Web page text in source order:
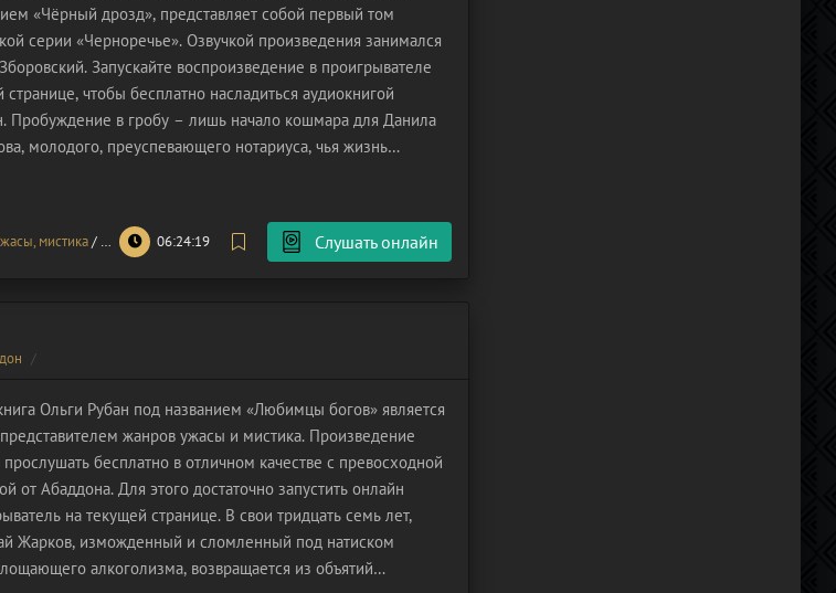
«Чёрный дрозд», представляет собой первый том
серии «Черноречье». Озвучкой произведения занимался
Запускайте воспроизведение в проигрывателе
странице, чтобы бесплатно насладиться аудиокнигой
Пробуждение в гробу – лишь начало кошмара для Данила
молодого, преуспевающего нотариуса, чья жизнь
мистика/ Фантастика06:24:19 Слушать онлайн
Ольги Рубан под названием «Любимцы богов» является
жанров ужасы и мистика. Произведение
бесплатно в отличном качестве с превосходной
от Абаддона. Для этого достаточно запустить онлайн
на текущей странице. В свои тридцать семь лет,
Жарков, изможденный и сломленный под натиском
алкоголизма, возвращается из объятий